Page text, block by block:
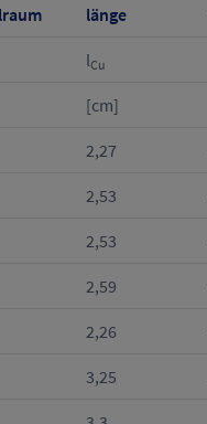
länge
lCu
[cm]
2,27
2,53
2,53
2,59
2,26
3,25